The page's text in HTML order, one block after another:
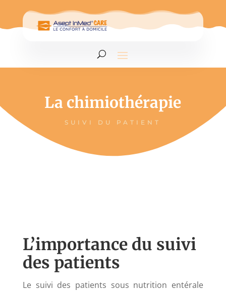
La chimiothérapie
SUIVI DU PATIENT
L’importance du suivi
des patients
Le suivi des patients sous nutrition entérale